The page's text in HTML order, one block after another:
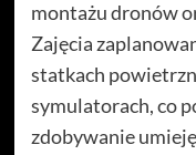
montażu dronów
Zajęcia
statkach
symulatorach, co
zdobywanie